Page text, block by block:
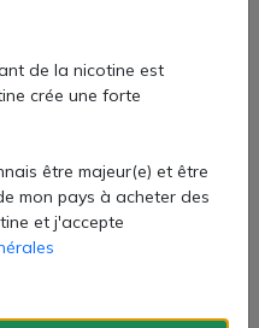
PANIER
sécurisé
24h
de la nicotine est
crée une forte
être majeur(e) et être
mon pays à acheter des
et j'accepte